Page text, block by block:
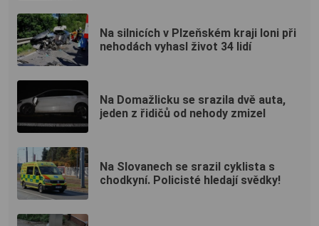
Na silnicích v Plzeňském kraji loni při
nehodách vyhasl život 34 lidí
Na Domažlicku se srazila dvě auta,
jeden z řidičů od nehody zmizel
Na Slovanech se srazil cyklista s
chodkyní. Policisté hledají svědky!